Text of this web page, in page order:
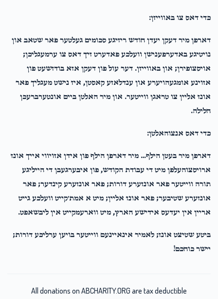
כדי דאס צו באווייזן:
דארפן מיר דעקן יעדן חודש ריזיגע סכומים געלטער פאר שטאב און
נויטיגע באדערפענישן וועלכע פאדערט זיך דאס צו ערמעגליכן;
אויסצופירן; און באווייזן. דער עול פון דעקן אזא בודזשעט פון
אזוינע אומגעהויערע און ענדלאזע קאסטן, איז נישט מעגליך פאר
אונז אליין צו טראגן ווייטער. און מיר האלטן ביים אונטערברעכן
חלילה.
כדי דאס אנצוהאלטן:
דארפן מיר בעטן הילף… מיר דארפן הילף פון אידן אזויווי אייך אונז
ארויסצוהעלפן מיט די עבודת הקודש, פון איבערגעבן די הייליגע
תורה ווייטער פאר אונזערע דורות; פאר אונזערע קינדער; פאר
אונזערע שטיבער; פאר אונז אליין; מיט א אמת׳קייט וועלכע גייט
אריין אין יעדעס אידישע הארץ, מיט ווארעמקייט אין ליבשאפט.
ביטע שטיצט אונז; לאמיר אינאיינעם ווייטער בויען ערליכע דורות;
יישר כוחכם!
All donations on ABCHARITY.ORG are tax deductible